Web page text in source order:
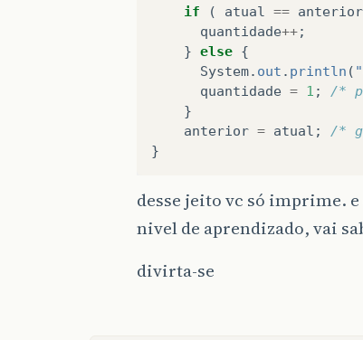
if
( atual == anterior
quantidade++;
} else {
System. out . println (
quantidade = 1 ;
/*
}
anterior = atual ;
/*
}
desse jeito vc só imprime.
nivel de aprendizado, vai
divirta-se